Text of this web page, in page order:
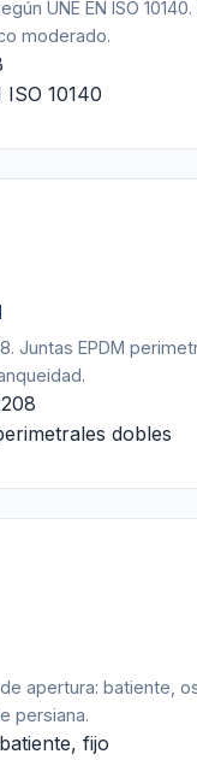
UNE EN ISO
moderado.
10140
Juntas EPDM
dobles
apertura: batiente,
persiana.
fijo